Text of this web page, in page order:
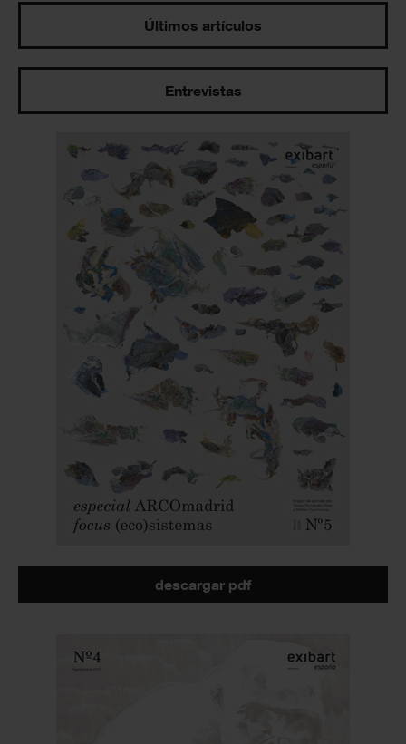
Últimos artículos
Entrevistas
descargar pdf